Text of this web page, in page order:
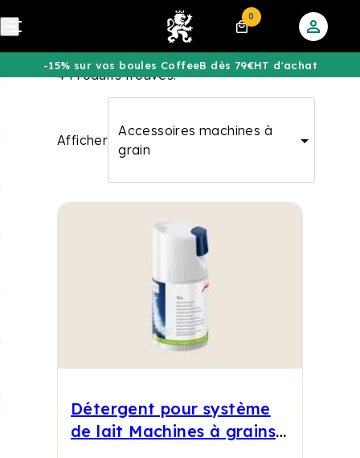
0
-15% sur vos boules CoffeeB dès 79€HT d'achat
4 Produits trouvés.
Afficher
Accessoires machines à
grain
Détergent pour système
de lait Machines à grains